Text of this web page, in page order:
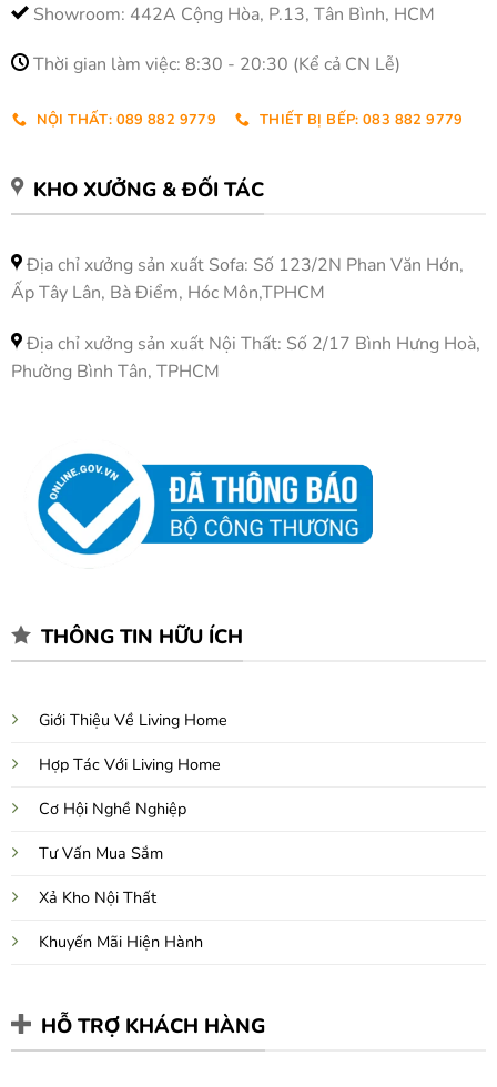
Showroom: 442A Cộng Hòa, P.13, Tân Bình, HCM
Thời gian làm việc: 8:30 - 20:30 (Kể cả CN Lễ)
NỘI THẤT: 089 882 9779 THIẾT BỊ BẾP: 083 882 9779
KHO XƯỞNG & ĐỐI TÁC
Địa chỉ xưởng sản xuất Sofa: Số 123/2N Phan Văn Hớn,
Ấp Tây Lân, Bà Điểm, Hóc Môn,TPHCM
Địa chỉ xưởng sản xuất Nội Thất: Số 2/17 Bình Hưng Hoà,
Phường Bình Tân, TPHCM
THÔNG TIN HỮU ÍCH
Giới Thiệu Về Living Home
Hợp Tác Với Living Home
Cơ Hội Nghề Nghiệp
Tư Vấn Mua Sắm
Xả Kho Nội Thất
Khuyến Mãi Hiện Hành
HỖ TRỢ KHÁCH HÀNG